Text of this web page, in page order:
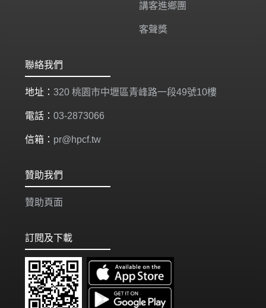
講客進鄉團
客聲獎
聯絡我們
地址： 320 桃園市中壢區青峰路一段49號10樓
電話： 03-2873066
信箱： pr@hpcf.tw
贊助我們
贊助頁面
訂閱及下載